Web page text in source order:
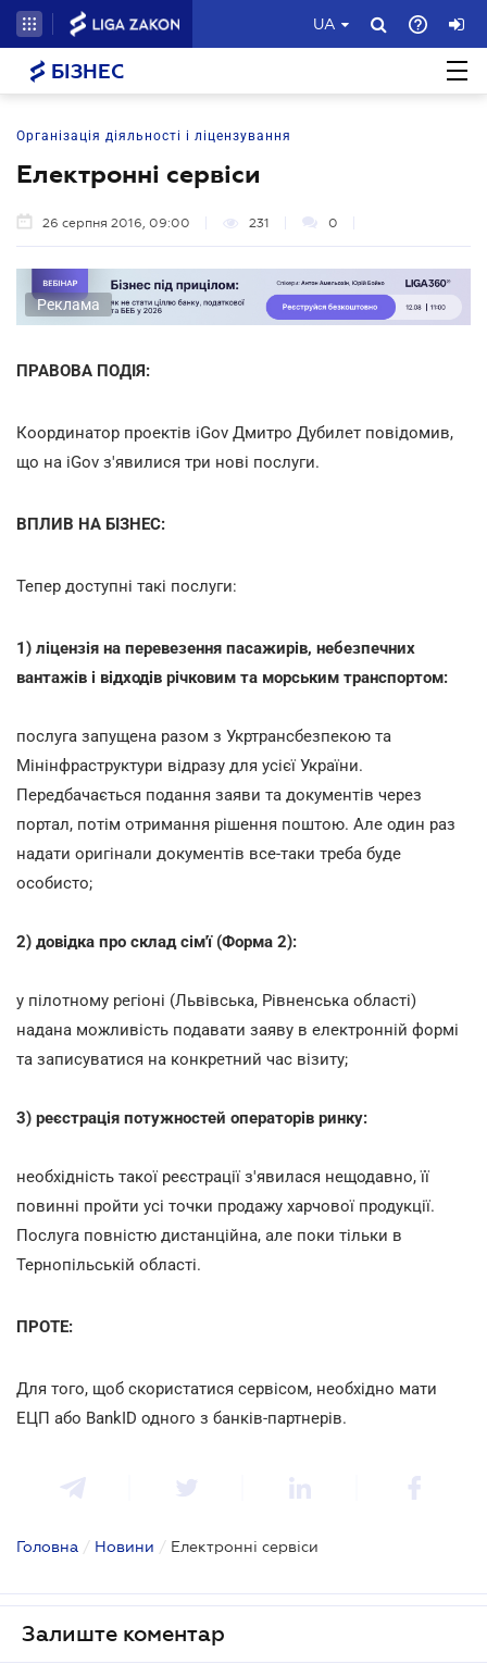
UA
БІЗНЕС
Організація діяльності і ліцензування
Електронні сервіси
26 серпня 2016, 09:00 231 0
Реклама
ПРАВОВА ПОДІЯ:
Координатор проектів iGov Дмитро Дубилет повідомив,
що на iGov з'явилися три нові послуги.
ВПЛИВ НА БІЗНЕС:
Тепер доступні такі послуги:
1) ліцензія на перевезення пасажирів, небезпечних
вантажів і відходів річковим та морським транспортом:
послуга запущена разом з Укртрансбезпекою та
Мінінфраструктури відразу для усієї України.
Передбачається подання заяви та документів через
портал, потім отримання рішення поштою. Але один раз
надати оригінали документів все-таки треба буде
особисто;
2) довідка про склад сім'ї (Форма 2):
у пілотному регіоні (Львівська, Рівненська області)
надана можливість подавати заяву в електронній формі
та записуватися на конкретний час візиту;
3) реєстрація потужностей операторів ринку:
необхідність такої реєстрації з'явилася нещодавно, її
повинні пройти усі точки продажу харчової продукції.
Послуга повністю дистанційна, але поки тільки в
Тернопільській області.
ПРОТЕ:
Для того, щоб скористатися сервісом, необхідно мати
ЕЦП або BankID одного з банків-партнерів.
Головна / Новини / Електронні сервіси
Залиште коментар